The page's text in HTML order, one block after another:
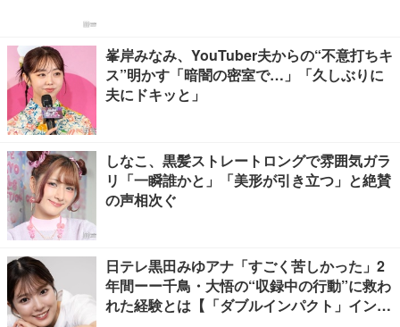
峯岸みなみ、YouTuber夫からの“不意打ちキ
ス”明かす「暗闇の密室で…」「久しぶりに
夫にドキッと」
しなこ、黒髪ストレートロングで雰囲気ガラ
リ「一瞬誰かと」「美形が引き立つ」と絶賛
の声相次ぐ
日テレ黒田みゆアナ「すごく苦しかった」2
年間ーー千鳥・大悟の“収録中の行動”に救わ
れた経験とは【「ダブルインパクト」インタ